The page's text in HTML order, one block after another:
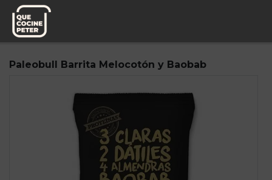
Pedido semanal
Paleobull Barrita Melocotón y Baobab